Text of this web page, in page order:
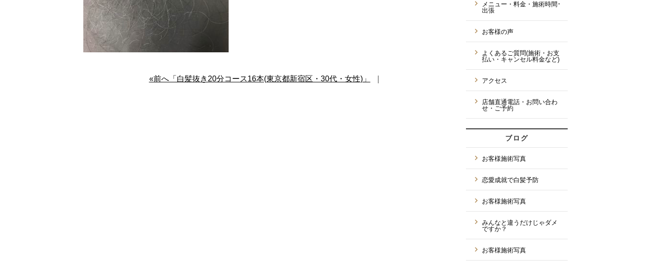
«前へ「白髪抜き20分コース16本(東京都新宿区・30代・女性)」
メニュー・料金・施術時間･
出張
お客様の声
よくあるご質問(施術・お支
払い・キャンセル料金など)
アクセス
店舗直通電話・お問い合わ
せ・ご予約
ブログ
お客様施術写真
恋愛成就で白髪予防
お客様施術写真
みんなと違うだけじゃダメ
ですか？
お客様施術写真